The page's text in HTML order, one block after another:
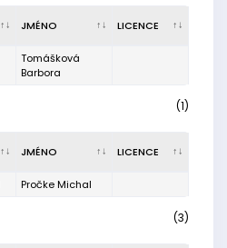
JMÉNO LICENCE
Tomášková
Barbora
(1)
JMÉNO LICENCE
Pročke Michal
(3)